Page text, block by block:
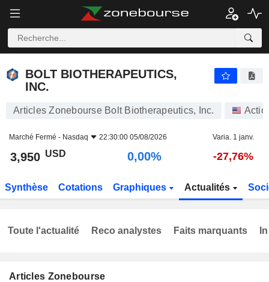
BOLT BIOTHERAPEUTICS, INC.
BOLT BIOTHERAPEUTICS,
INC.
Articles Zonebourse Bolt Biotherapeutics, Inc.
Marché Fermé - Nasdaq 22:30:00 05/08/2026 Varia. 1 janv.
3,950 USD 0,00% -27,76%
Synthèse Cotations Graphiques Actualités
Articles Zonebourse
Toute l'actualité Reco analystes Faits marquants